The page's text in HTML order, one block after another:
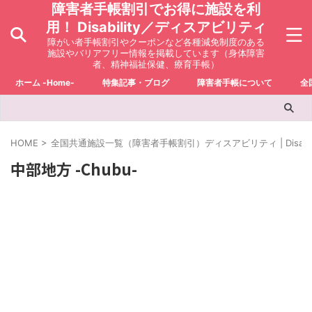
障害者手帳割引でお得に施設を利
用！ Disability／ディスアビリティ
障がい者手帳割引やクーポンなど各種減免制度のある
施設やバリアフリー情報を掲載しています（身体障害
者、精神福祉保健、療育手帳）
ホーム -Home- 特集記事・ブログ 障害者手帳について 全
HOME > 全国共通施設一覧（障害者手帳割引）ディスアビリティ |
中部地方 -Chubu-